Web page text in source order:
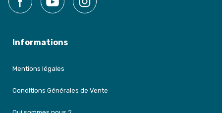
Informations
Mentions légales
Conditions Générales de Vente